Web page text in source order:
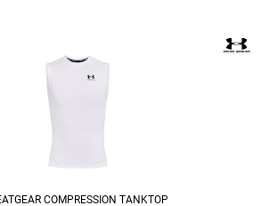
COMPRESSION TANKTOP